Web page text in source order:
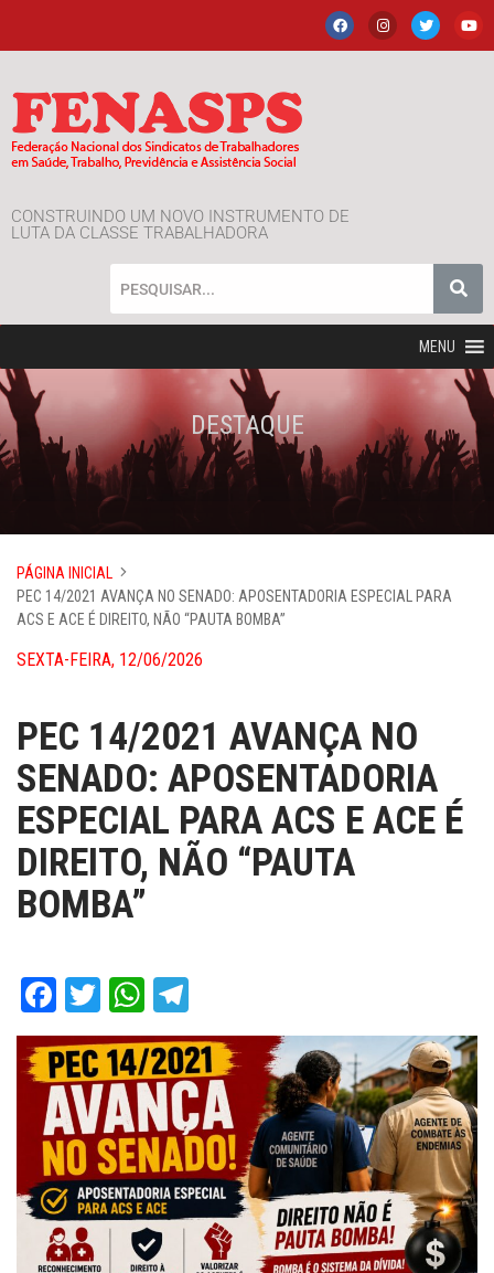
CONSTRUINDO UM NOVO INSTRUMENTO DE
LUTA DA CLASSE TRABALHADORA
MENU
DESTAQUE
PÁGINA INICIAL
PEC 14/2021 AVANÇA NO SENADO: APOSENTADORIA ESPECIAL PARA
ACS E ACE É DIREITO, NÃO “PAUTA BOMBA”
SEXTA-FEIRA, 12/06/2026
PEC 14/2021 AVANÇA NO
SENADO: APOSENTADORIA
ESPECIAL PARA ACS E ACE É
DIREITO, NÃO “PAUTA
BOMBA”
Facebook
TwitterWhatsApp